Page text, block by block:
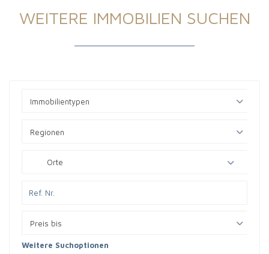
WEITERE IMMOBILIEN SUCHEN
Immobilientypen
Regionen
Orte
Preis bis
Weitere Suchoptionen